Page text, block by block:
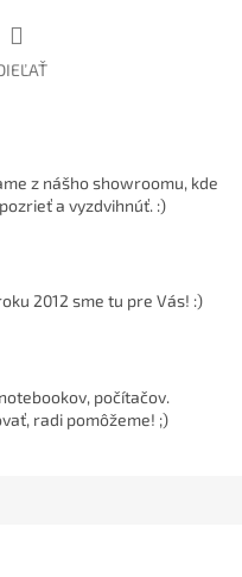
z nášho showroomu, kde
a vyzdvihnúť. :)
2012 sme tu pre Vás! :)
počítačov.
radi pomôžeme! ;)